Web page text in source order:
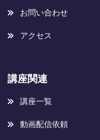
お問い合わせ
アクセス
講座関連
講座一覧
動画配信依頼